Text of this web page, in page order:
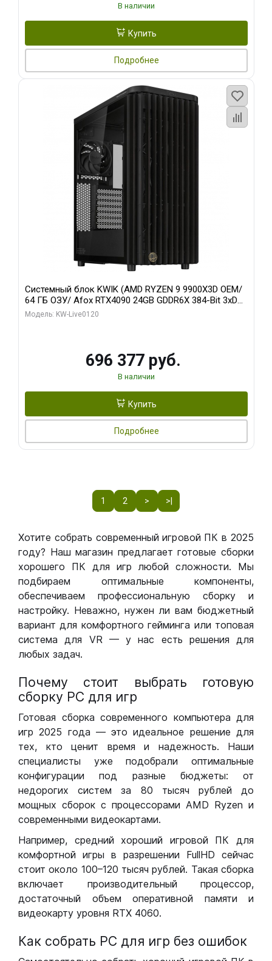
В наличии
Купить
Подробнее
Системный блок KWIK (AMD RYZEN 9 9900X3D OEM/
64 ГБ ОЗУ/ Afox RTX4090 24GB GDDR6X 384-Bit 3xDP
HDMI ATX Turbo/ 1 ТБ SSD)
Модель: KW-Live0120
696 377 руб.
В наличии
Купить
Подробнее
1 2 > >|
Хотите собрать современный игровой ПК в 2025
году? Наш магазин предлагает готовые сборки
хорошего ПК для игр любой сложности. Мы
подбираем оптимальные компоненты,
обеспечиваем профессиональную сборку и
настройку. Неважно, нужен ли вам бюджетный
вариант для комфортного гейминга или топовая
система для VR — у нас есть решения для
любых задач.
Почему стоит выбрать готовую
сборку РС для игр
Готовая сборка современного компьютера для
игр 2025 года — это идеальное решение для
тех, кто ценит время и надежность. Наши
специалисты уже подобрали оптимальные
конфигурации под разные бюджеты: от
недорогих систем за 80 тысяч рублей до
мощных сборок с процессорами AMD Ryzen и
современными видеокартами.
Например, средний хороший игровой ПК для
комфортной игры в разрешении FullHD сейчас
стоит около 100–120 тысяч рублей. Такая сборка
включает производительный процессор,
достаточный объем оперативной памяти и
видеокарту уровня RTX 4060.
Как собрать РС для игр без ошибок